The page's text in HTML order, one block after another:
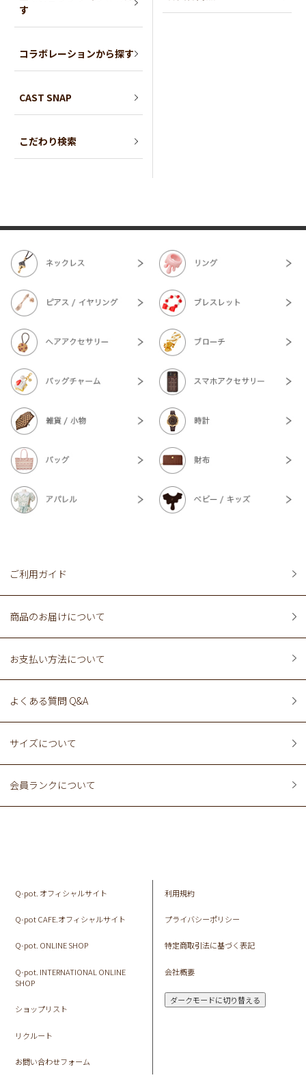
す
コラボレーションから探す
CAST SNAP
こだわり検索
ご利用ガイド
商品のお届けについて
お支払い方法について
よくある質問 Q&A
サイズについて
会員ランクについて
Q-pot. オフィシャルサイト
Q-pot CAFE.オフィシャルサイト
Q-pot. ONLINE SHOP
Q-pot. INTERNATIONAL ONLINE
SHOP
ショップリスト
リクルート
お問い合わせフォーム
利用規約
プライバシーポリシー
特定商取引法に基づく表記
会社概要
ダークモードに切り替える